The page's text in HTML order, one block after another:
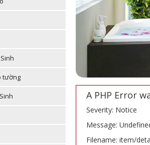
tường
A PHP Error
Severity: Notice
Message:
Filename: item/